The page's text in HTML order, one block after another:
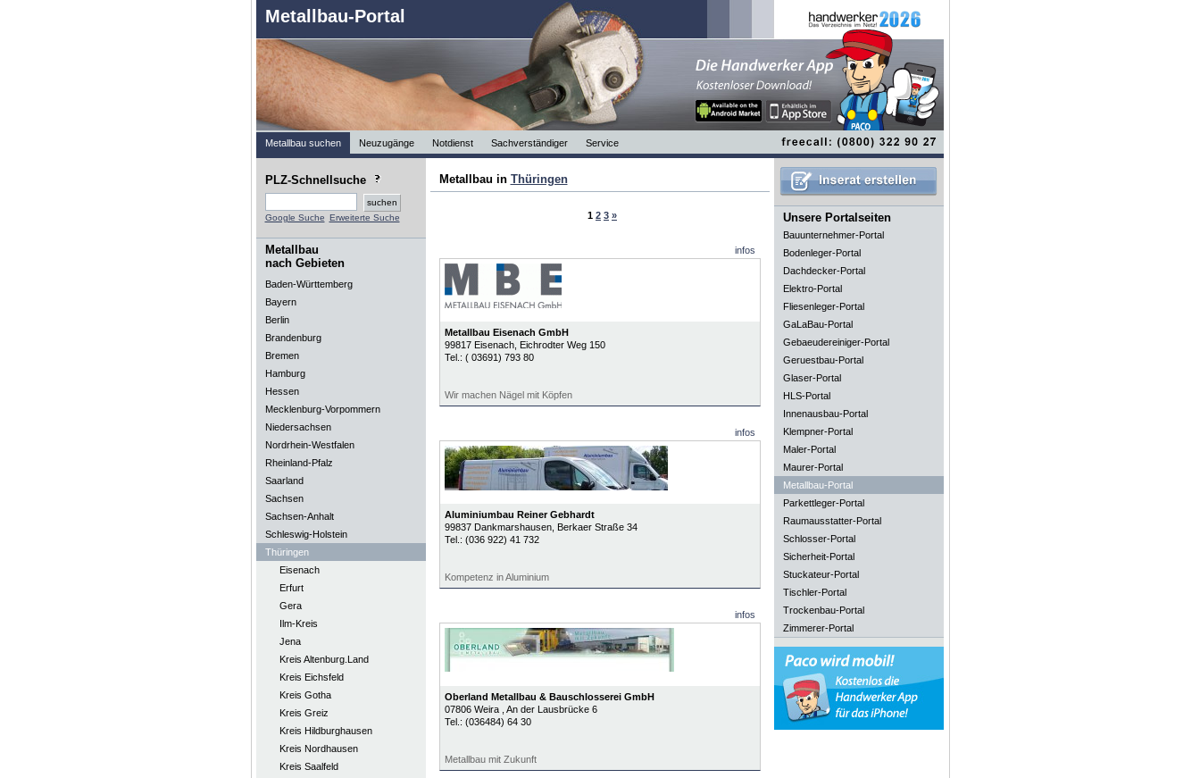
Metallbau-Portal
Metallbau suchen Neuzugänge Notdienst Sachverständiger Service
PLZ-Schnellsuche
Google Suche Erweiterte Suche
Metallbau
nach Gebieten
Baden-Württemberg
Bayern
Berlin
Brandenburg
Bremen
Hamburg
Hessen
Mecklenburg-Vorpommern
Niedersachsen
Nordrhein-Westfalen
Rheinland-Pfalz
Saarland
Sachsen
Sachsen-Anhalt
Schleswig-Holstein
Thüringen
Eisenach
Erfurt
Gera
Ilm-Kreis
Jena
Kreis Altenburg.Land
Kreis Eichsfeld
Kreis Gotha
Kreis Greiz
Kreis Hildburghausen
Kreis Nordhausen
Kreis Saalfeld
Metallbau in Thüringen
1 2 3 »
infos
Metallbau Eisenach GmbH
99817 Eisenach, Eichrodter Weg 150
Tel.: ( 03691) 793 80
Wir machen Nägel mit Köpfen
infos
Aluminiumbau Reiner Gebhardt
99837 Dankmarshausen, Berkaer Straße 34
Tel.: (036 922) 41 732
Kompetenz in Aluminium
infos
Oberland Metallbau & Bauschlosserei GmbH
07806 Weira
, An der Lausbrücke 6
Tel.: (036484) 64 30
Metallbau mit Zukunft
Unsere Portalseiten
Bauunternehmer-Portal
Bodenleger-Portal
Dachdecker-Portal
Elektro-Portal
Fliesenleger-Portal
GaLaBau-Portal
Gebaeudereiniger-Portal
Geruestbau-Portal
Glaser-Portal
HLS-Portal
Innenausbau-Portal
Klempner-Portal
Maler-Portal
Maurer-Portal
Metallbau-Portal
Parkettleger-Portal
Raumausstatter-Portal
Schlosser-Portal
Sicherheit-Portal
Stuckateur-Portal
Tischler-Portal
Trockenbau-Portal
Zimmerer-Portal